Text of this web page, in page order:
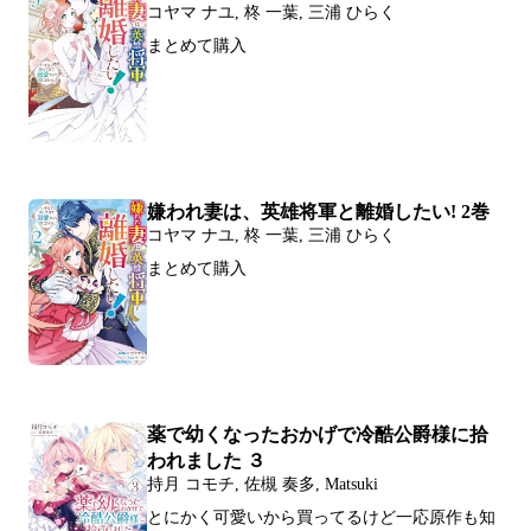
コヤマ ナユ, 柊 一葉, 三浦 ひらく
まとめて購入
嫌われ妻は、英雄将軍と離婚したい! 2巻
コヤマ ナユ, 柊 一葉, 三浦 ひらく
まとめて購入
薬で幼くなったおかげで冷酷公爵様に拾
われました ３
持月 コモチ, 佐槻 奏多, Matsuki
とにかく可愛いから買ってるけど一応原作も知